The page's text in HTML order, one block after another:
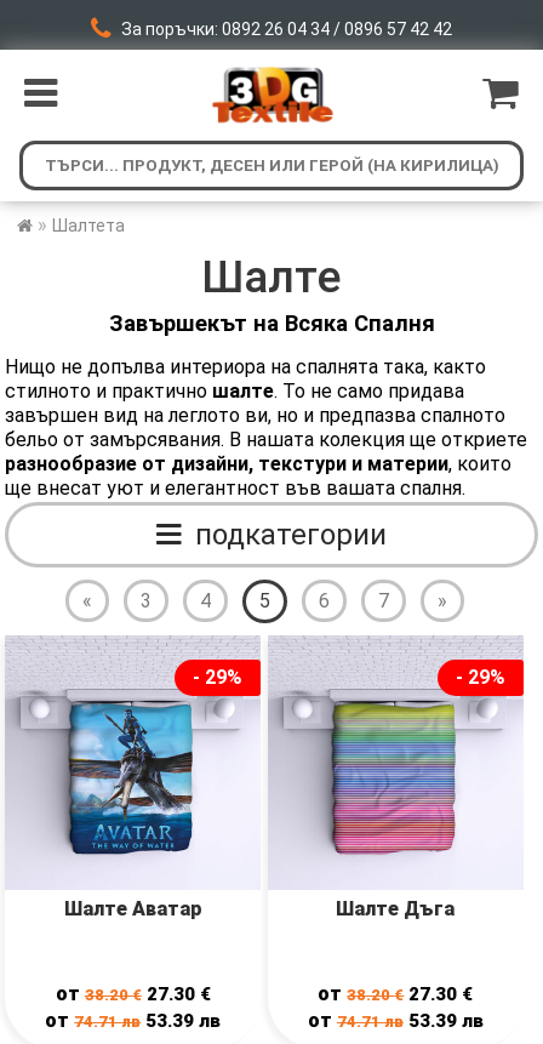
За поръчки: 0892 26 04 34 / 0896 57 42 42
» Шалтета
Шалте
Завършекът на Всяка Спалня
Нищо не допълва интериора на спалнята така, както
стилното и практично шалте. То не само придава
завършен вид на леглото ви, но и предпазва спалното
бельо от замърсявания. В нашата колекция ще откриете
разнообразие от дизайни, текстури и материи, които
ще внесат уют и елегантност във вашата спалня.
подкатегории
« 3 4 5 6 7 »
- 29%
Шалте Аватар
от38.20€ 27.30 €
от74.71лв 53.39лв
- 29%
Шалте Дъга
от38.20€ 27.30 €
от 74.71лв 53.39 лв